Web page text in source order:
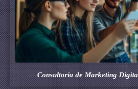
Consultoria de Marketing